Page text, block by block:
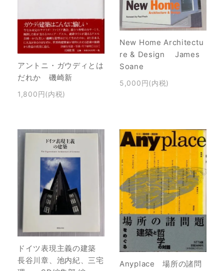
アントニ・ガウディとは
だれか 磯崎新
1,800円(内税)
New Home Architectu
re & Design James
Soane
5,000円(内税)
ドイツ表現主義の建築
長谷川章、池内紀、三宅
Anyplace 場所の諸問